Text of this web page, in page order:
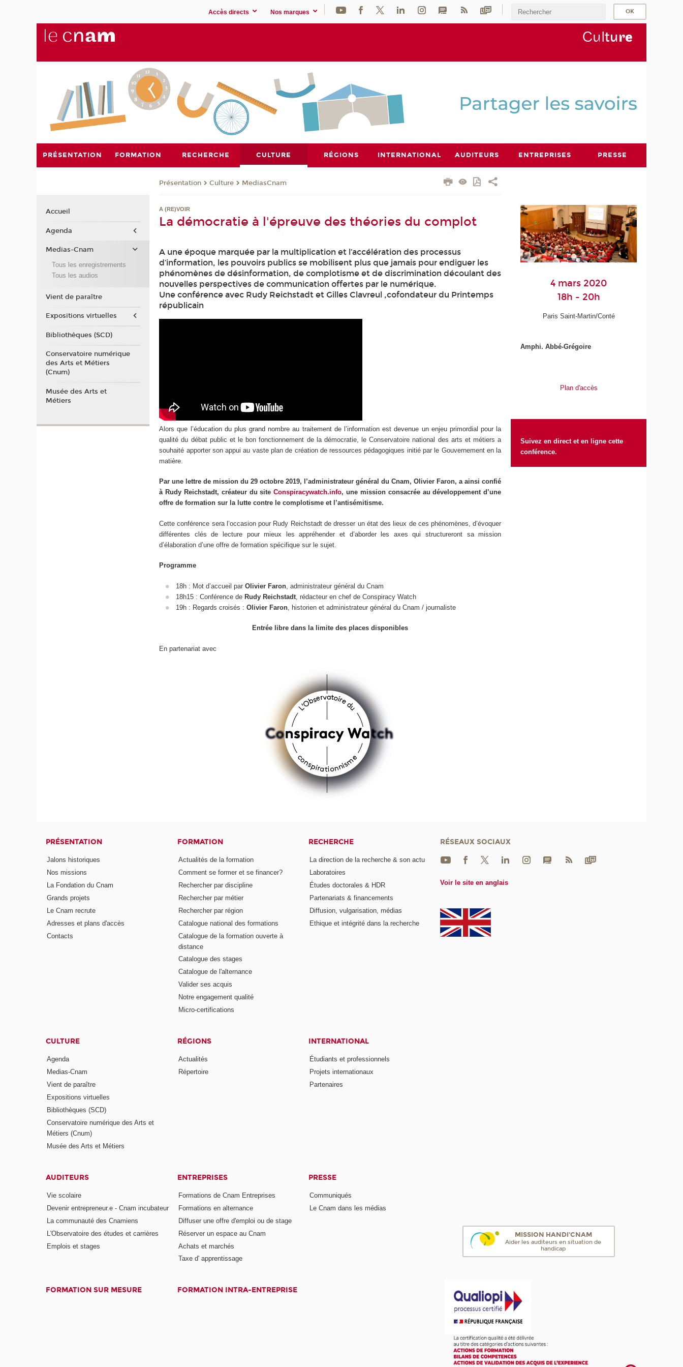
Accès directs Nos marques
Culture
PRÉSENTATION FORMATION RECHERCHE CULTURE RÉGIONS INTERNATIONAL AUDITEURS ENTREPRISES PRESSE
Présentation Culture MediasCnam
A (RE)VOIR
La démocratie à l'épreuve des théories du complot
A une époque marquée par la multiplication et l’accélération des processus
d’information, les pouvoirs publics se mobilisent plus que jamais pour endiguer les
phénomènes de désinformation, de complotisme et de discrimination découlant des
nouvelles perspectives de communication offertes par le numérique.
Une conférence avec Rudy Reichstadt et Gilles Clavreul ,cofondateur du Printemps
républicain
Alors que l’éducation du plus grand nombre au traitement de l’information est devenue un enjeu primordial pour la
qualité du débat public et le bon fonctionnement de la démocratie, le Conservatoire national des arts et métiers a
souhaité apporter son appui au vaste plan de création de ressources pédagogiques initié par le Gouvernement en la
matière.
Par une lettre de mission du 29 octobre 2019, l’administrateur général du Cnam, Olivier Faron, a ainsi confié
à Rudy Reichstadt, créateur du siteConspiracywatch.info, une mission consacrée au développement d’une
offre de formation sur la lutte contre le complotisme et l’antisémitisme.
Cette conférence sera l’occasion pour Rudy Reichstadt de dresser un état des lieux de ces phénomènes, d’évoquer
différentes clés de lecture pour mieux les appréhender et d’aborder les axes qui structureront sa mission
d’élaboration d’une offre de formation spécifique sur le sujet.
Programme
18h : Mot d’accueil par Olivier Faron, administrateur général du Cnam
18h15 : Conférence de Rudy Reichstadt, rédacteur en chef de Conspiracy Watch
19h : Regards croisés : Olivier Faron, historien et administrateur général du Cnam / journaliste
Entrée libre dans la limite des places disponibles
En partenariat avec
4 mars 2020
18h - 20h
Paris Saint-Martin/Conté
Amphi. Abbé-Grégoire
Plan d'accès
Suivez en direct et en ligne cette
conférence.
Accueil
Agenda
Medias-Cnam
Tous les enregistrements
Tous les audios
Vient de paraître
Expositions virtuelles
Bibliothèques (SCD)
Conservatoire numérique
des Arts et Métiers
(Cnum)
Musée des Arts et
Métiers
PRÉSENTATION
Jalons historiques
Nos missions
La Fondation du Cnam
Grands projets
Le Cnam recrute
Adresses et plans d'accès
Contacts
FORMATION
Actualités de la formation
Comment se former et se financer?
Rechercher par discipline
Rechercher par métier
Rechercher par région
Catalogue national des formations
Catalogue de la formation ouverte à
distance
Catalogue des stages
Catalogue de l'alternance
Valider ses acquis
Notre engagement qualité
Micro-certifications
RECHERCHE
La direction de la recherche & son actu
Laboratoires
Études doctorales & HDR
Partenariats & financements
Diffusion, vulgarisation, médias
Ethique et intégrité dans la recherche
CULTURE
Agenda
Medias-Cnam
Vient de paraître
Expositions virtuelles
Bibliothèques (SCD)
Conservatoire numérique des Arts et
Métiers (Cnum)
Musée des Arts et Métiers
RÉGIONS
Actualités
Répertoire
INTERNATIONAL
Étudiants et professionnels
Projets internationaux
Partenaires
AUDITEURS
Vie scolaire
Devenir entrepreneur.e - Cnam incubateur
La communauté des Cnamiens
L'Observatoire des études et carrières
Emplois et stages
ENTREPRISES
Formations de Cnam Entreprises
Formations en alternance
Diffuser une offre d'emploi ou de stage
Réserver un espace au Cnam
Achats et marchés
Taxe d' apprentissage
PRESSE
Communiqués
Le Cnam dans les médias
FORMATION SUR MESURE FORMATION INTRA-ENTREPRISE
RÉSEAUX SOCIAUX
Voir le site en anglais
MISSION HANDI'CNAM
Aider les auditeurs en situation de
handicap